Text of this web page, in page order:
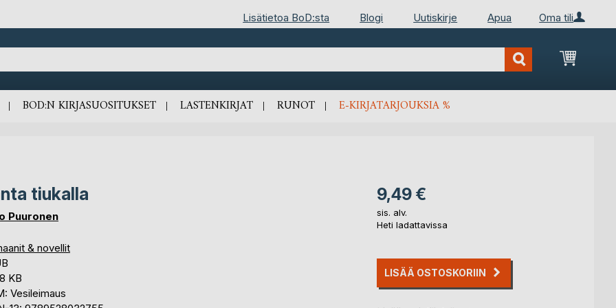
Oma tili
Lisätietoa BoD:sta Blogi Uutiskirje Apua
BOD:N KIRJASUOSITUKSET LASTENKIRJAT RUNOT E-KIRJATARJOUKSIA %
tiukalla
Puuronen
& novellit
KB
Vesileimaus
9,49 €
sis. alv.
Heti ladattavissa
LISÄÄ OSTOSKORIIN